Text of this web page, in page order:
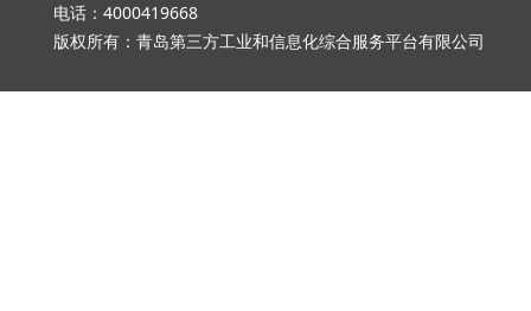
电话：4000419668 邮箱：
版权所有：青岛第三方工业和信息化综合服务平台有